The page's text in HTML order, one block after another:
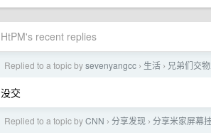
HtPM's recent replies
Replied to a topic bysevenyangcc › 生活 › 兄弟们交
没交
Replied to a topic byCNN › 分享发现 › 分享米家屏幕